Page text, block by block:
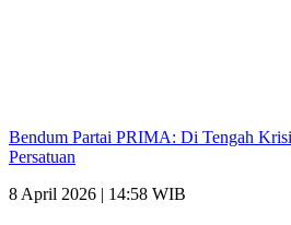
Bendum Partai PRIMA: Di Tengah
Persatuan
8 April 2026 | 14:58 WIB